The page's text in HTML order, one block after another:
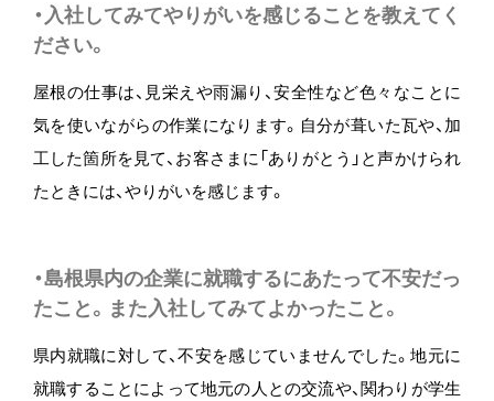
・入社してみてやりがいを感じることを教えてく
ださい。
屋根の仕事は、見栄えや雨漏り、安全性など色々なことに
気を使いながらの作業になります。自分が葺いた瓦や、加
工した箇所を見て、お客さまに「ありがとう」と声かけられ
たときには、やりがいを感じます。
・島根県内の企業に就職するにあたって不安だっ
たこと。また入社してみてよかったこと。
県内就職に対して、不安を感じていませんでした。地元に
就職することによって地元の人との交流や、関わりが学生